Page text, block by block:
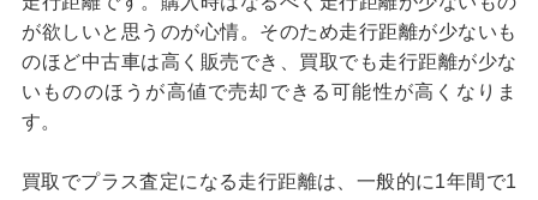
ます。
モデル全体を通して中古車相場が高値で推移しているラ
イズですが、個体による価格差は当然存在しています。
で、売却の際には複数の買取業者に査定を依頼し、自分
ただし、新しいモデルは中古車価格が高いので、購入時
と売却時の価格差を考えながら選ぶことをおすすめしま
す。
ようかな…」と思ったら、なるべく早く行動に移しまし
が欲しいと思うのが心情。そのため走行距離が少ないも
のほど中古車は高く販売でき、買取でも走行距離が少な
いもののほうが高値で売却できる可能性が高くなりま
す。
買取でプラス査定になる走行距離は、一般的に1年間で1